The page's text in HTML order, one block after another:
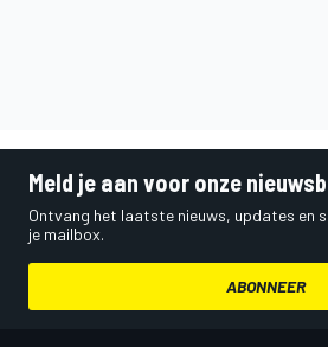
Meld je aan voor onze
Ontvang het laatste nieuws, updates en
je mailbox.
ABONNEER